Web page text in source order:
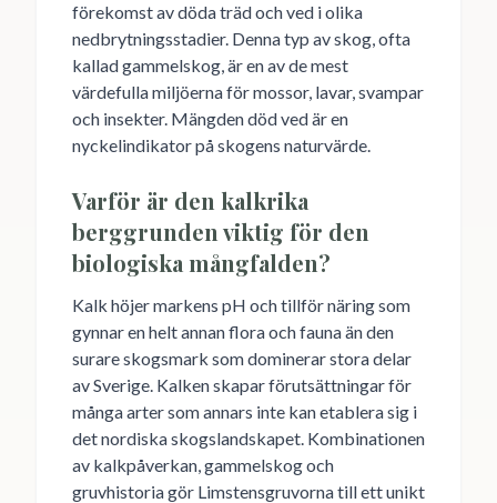
förekomst av döda träd och ved i olika
nedbrytningsstadier. Denna typ av skog, ofta
kallad gammelskog, är en av de mest
värdefulla miljöerna för mossor, lavar, svampar
och insekter. Mängden död ved är en
nyckelindikator på skogens naturvärde.
Varför är den kalkrika
berggrunden viktig för den
biologiska mångfalden?
Kalk höjer markens pH och tillför näring som
gynnar en helt annan flora och fauna än den
surare skogsmark som dominerar stora delar
av Sverige. Kalken skapar förutsättningar för
många arter som annars inte kan etablera sig i
det nordiska skogslandskapet. Kombinationen
av kalkpåverkan, gammelskog och
gruvhistoria gör Limstensgruvorna till ett unikt